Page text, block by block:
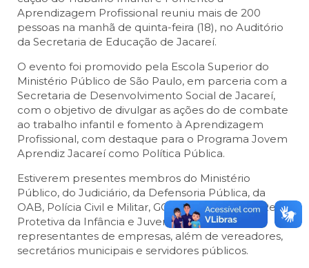
Aprendizagem Profissional reuniu mais de 200
pessoas na manhã de quinta-feira (18), no Auditório
da Secretaria de Educação de Jacareí.
O evento foi promovido pela Escola Superior do
Ministério Público de São Paulo, em parceria com a
Secretaria de Desenvolvimento Social de Jacareí,
com o objetivo de divulgar as ações do de combate
ao trabalho infantil e fomento à Aprendizagem
Profissional, com destaque para o Programa Jovem
Aprendiz Jacareí como Política Pública.
Estiverem presentes membros do Ministério
Público, do Judiciário, da Defensoria Pública, da
OAB, Polícia Civil e Militar, GCM, integrantes da Rede
Protetiva da Infância e Juventude, estudantes,
representantes de empresas, além de vereadores,
secretários municipais e servidores públicos.